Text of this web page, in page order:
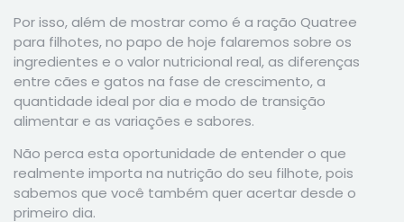
Por isso, além de mostrar como é a ração Quatree
para filhotes, no papo de hoje falaremos sobre os
ingredientes e o valor nutricional real, as diferenças
entre cães e gatos na fase de crescimento, a
quantidade ideal por dia e modo de transição
alimentar e as variações e sabores.
Não perca esta oportunidade de entender o que
realmente importa na nutrição do seu filhote, pois
sabemos que você também quer acertar desde o
primeiro dia.